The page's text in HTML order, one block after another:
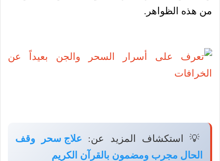
من هذه الظواهر.
💡 استكشاف المزيد عن: علاج سحر وقف
الحال مجرب ومضمون بالقرآن الكريم